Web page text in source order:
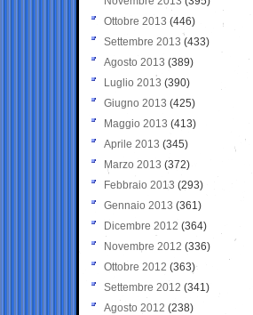
Ottobre 2013 (446)
Settembre 2013 (433)
Agosto 2013 (389)
Luglio 2013 (390)
Giugno 2013 (425)
Maggio 2013 (413)
Aprile 2013 (345)
Marzo 2013 (372)
Febbraio 2013 (293)
Gennaio 2013 (361)
Dicembre 2012 (364)
Novembre 2012 (336)
Ottobre 2012 (363)
Settembre 2012 (341)
Agosto 2012 (238)